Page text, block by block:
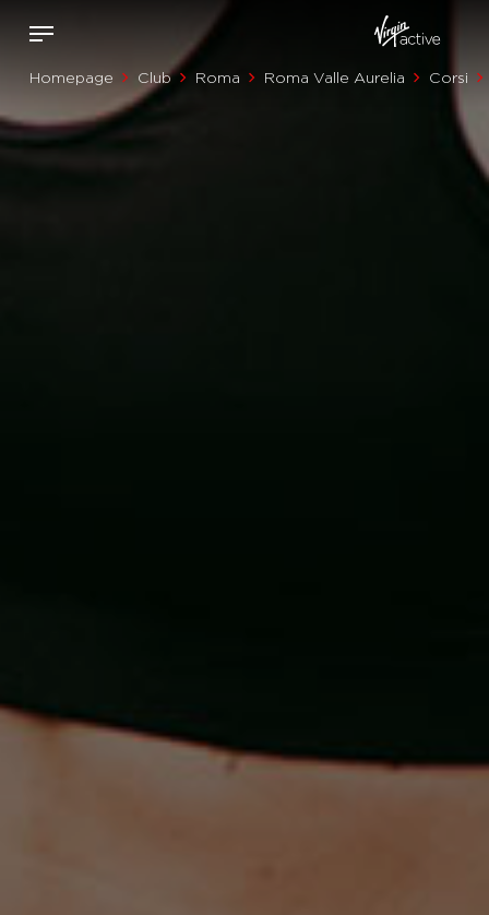
Homepage Club Roma Roma Valle Aurelia Corsi